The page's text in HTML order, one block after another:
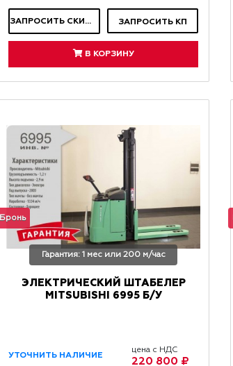
ЗАПРОСИТЬ СКИДКУ ЗАПРОСИТЬ КП
В КОРЗИНУ
Бронь
Гарантия: 1 мес или 200 м/час
ЭЛЕКТРИЧЕСКИЙ ШТАБЕЛЕР
MITSUBISHI 6995 Б/У
УТОЧНИТЬ НАЛИЧИЕ
цена с НДС
220 800 ₽